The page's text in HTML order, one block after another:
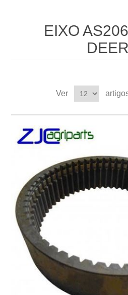
EIXO
Ver